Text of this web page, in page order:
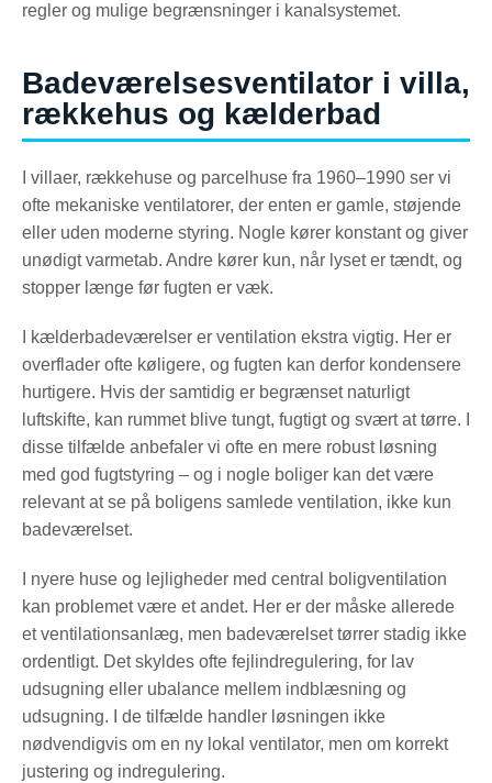
regler og mulige begrænsninger i kanalsystemet.
Badeværelsesventilator i villa,
rækkehus og kælderbad
I villaer, rækkehuse og parcelhuse fra 1960–1990 ser vi
ofte mekaniske ventilatorer, der enten er gamle, støjende
eller uden moderne styring. Nogle kører konstant og giver
unødigt varmetab. Andre kører kun, når lyset er tændt, og
stopper længe før fugten er væk.
I kælderbadeværelser er ventilation ekstra vigtig. Her er
overflader ofte køligere, og fugten kan derfor kondensere
hurtigere. Hvis der samtidig er begrænset naturligt
luftskifte, kan rummet blive tungt, fugtigt og svært at tørre. I
disse tilfælde anbefaler vi ofte en mere robust løsning
med god fugtstyring – og i nogle boliger kan det være
relevant at se på boligens samlede ventilation, ikke kun
badeværelset.
I nyere huse og lejligheder med central boligventilation
kan problemet være et andet. Her er der måske allerede
et ventilationsanlæg, men badeværelset tørrer stadig ikke
ordentligt. Det skyldes ofte fejlindregulering, for lav
udsugning eller ubalance mellem indblæsning og
udsugning. I de tilfælde handler løsningen ikke
nødvendigvis om en ny lokal ventilator, men om korrekt
justering og indregulering.